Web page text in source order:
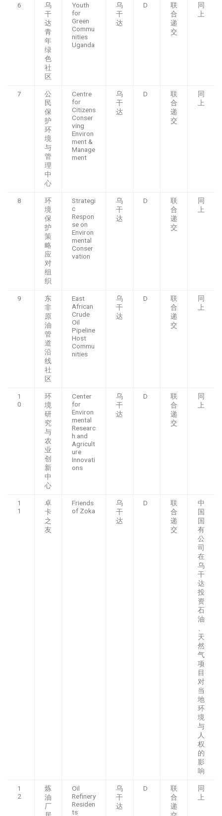
6
乌
干
达
青
年
绿
色
社
区
Youth
for
Green
Commu
nities
Uganda
乌
干
达
D
联
合
递
交
同
上
7
公
民
保
护
环
境
与
管
理
中
心
Centre
for
Citizens
Conser
ving
Environ
ment &
Manage
ment
乌
干
达
D
联
合
递
交
同
上
8
环
境
保
护
策
略
应
对
组
织
Strategi
c
Respon
se on
Environ
mental
Conser
vation
乌
干
达
D
联
合
递
交
同
上
9
东
非
原
油
管
道
沿
线
社
区
East
African
Crude
Oil
Pipeline
Host
Commu
nities
乌
干
达
D
联
合
递
交
同
上
1
0
环
境
研
究
与
农
业
创
新
中
心
Center
for
Environ
mental
Researc
h and
Agricult
ure
Innovati
ons
乌
干
达
D
联
合
递
交
同
上
1
1
卓
卡
之
友
Friends
of Zoka
乌
干
达
D
联
合
递
交
中
国
国
有
公
司
在
乌
干
达
投
资
石
油
天
然
气
项
目
对
当
地
环
境
与
人
权
的
影
响
1
2
炼
油
厂
Oil
Refinery
Residen
ts
乌
干
达
D
联
合
递
同
上